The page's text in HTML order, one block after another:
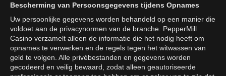
Bescherming van Persoonsgegevens tijdens Opnames
Uw persoonlijke gegevens worden behandeld op een manier die
voldoet aan de privacynormen van de branche. PepperMill
Casino verzamelt alleen de informatie die het nodig heeft om
opnames te verwerken en de regels tegen het witwassen van
geld te volgen. Alle privébestanden en gegevens worden
gecodeerd en veilig bewaard, zodat alleen geautoriseerde